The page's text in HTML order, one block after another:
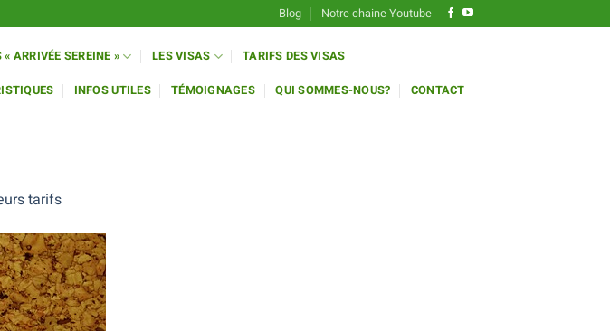
Blog Notre chaine Youtube
« ARRIVÉE SEREINE » LES VISAS TARIFS DES VISAS
INFOS UTILES TÉMOIGNAGES QUI SOMMES-NOUS? CONTACT
tarifs